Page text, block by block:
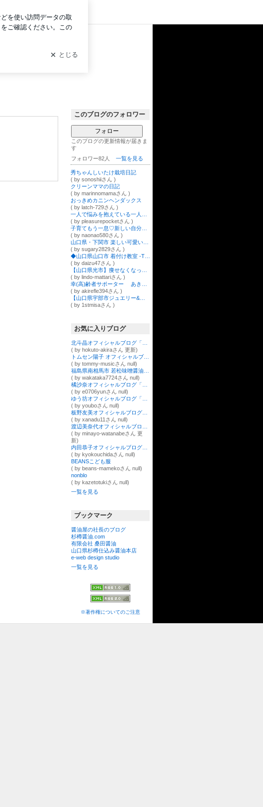
このブログのフォロワー
フォロー
このブログの更新情報が届きま
す
フォロワー82人
一覧を見る
秀ちゃんしいたけ栽培日記
( by sonoshiiさん )
クリーンママの日記
( by marinnomamaさん )
おっきめカニンヘンダックス
( by latch-729さん )
( by pleasurepocketさん )
( by naonao580さん )
( by sugary2829さん )
( by daizu47さん )
( by lindo-mattariさん )
( by akirefle394さん )
( by 1stmisaさん )
お気に入りブログ
( by hokuto-akiraさん 更新)
( by tommy-musicさん null)
( by wakataka7724さん null)
( by e0706yunさん null)
( by youboさん null)
( by xanadu11さん null)
( by minayo-watanabeさん 更
新)
( by kyokouchidaさん null)
BEANSこども服
( by beans-mamekoさん null)
nonblo
( by kazetotukiさん null)
一覧を見る
ブックマーク
醤油屋の社長のブログ
杉樽醤油.com
有限会社 桑田醤油
山口県杉樽仕込み醤油本店
e-web design studio
一覧を見る
※著作権についてのご注意